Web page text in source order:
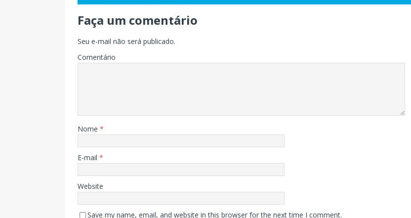
Faça um comentário
Seu e-mail não será publicado.
Comentário
Nome *
E-mail *
Website
Save my name, email, and website in this browser for the next time I comment.